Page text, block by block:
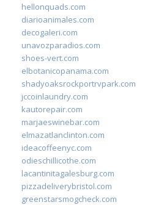
hellonquads.com
diarioanimales.com
decogaleri.com
unavozparadios.com
shoes-vert.com
elbotanicopanama.com
shadyoaksrockportrvpark.com
jccoinlaundry.com
kautorepair.com
marjaeswinebar.com
elmazatlanclinton.com
ideacoffeenyc.com
odieschillicothe.com
lacantinitagalesburg.com
pizzadeliverybristol.com
greenstarsmogcheck.com